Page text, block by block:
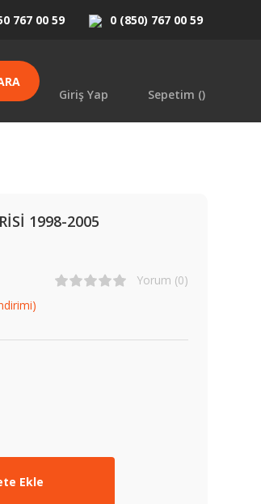
767 00 59 0 (850) 767 00 59
Giriş Yap
Sepetim ()
1998-2005
Yorum (0)
Ekle